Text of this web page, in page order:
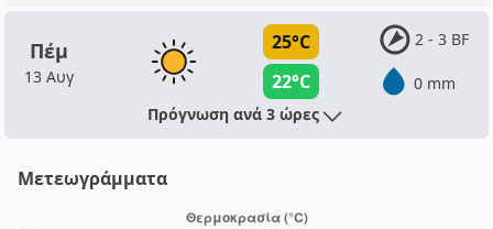
Πέμ
13 Αυγ
25°C
22°C
2 - 3 BF
0 mm
Πρόγνωση ανά 3 ώρες
Μετεωγράμματα